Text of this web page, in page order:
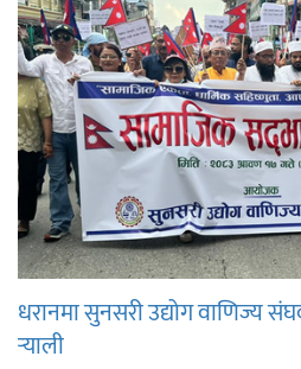
धरानमा सुनसरी उद्योग वाणिज्य
र्‍याली